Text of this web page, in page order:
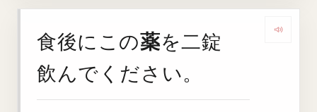
食後にこの薬を二錠
飲んでください。